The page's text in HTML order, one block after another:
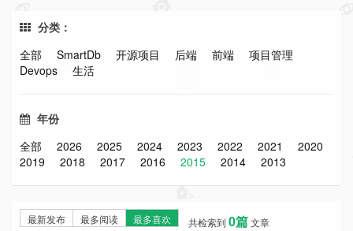
分类：
全部
SmartDb 开源项目 后端 前端
项目管理
Devops
生活
年份
全部
2026 2025 2024 2023 2022 2021
2020
2019
2018 2017 2016 2015 2014 2013
最新发布 最多阅读 最多喜欢 共检索到 0篇文章